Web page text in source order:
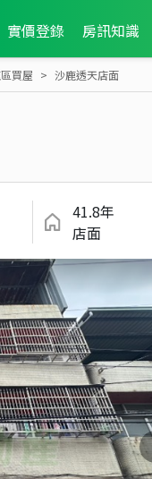
實價登錄 房訊知識
買屋 沙鹿透天店面
41.8年
店面